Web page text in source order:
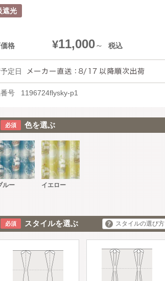
遮光
格 ¥11,000 税込
定日
号 1196724flysky-p1
色を選ぶ
ルー イエロー
スタイルを選ぶ スタイルの選び方